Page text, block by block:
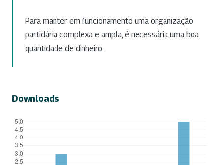
Para manter em funcionamento uma organização
partidária complexa e ampla, é necessária uma boa
quantidade de dinheiro.
Downloads